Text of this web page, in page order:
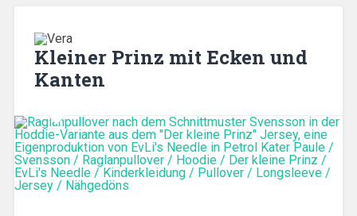
Kleiner Prinz mit Ecken und
Kanten